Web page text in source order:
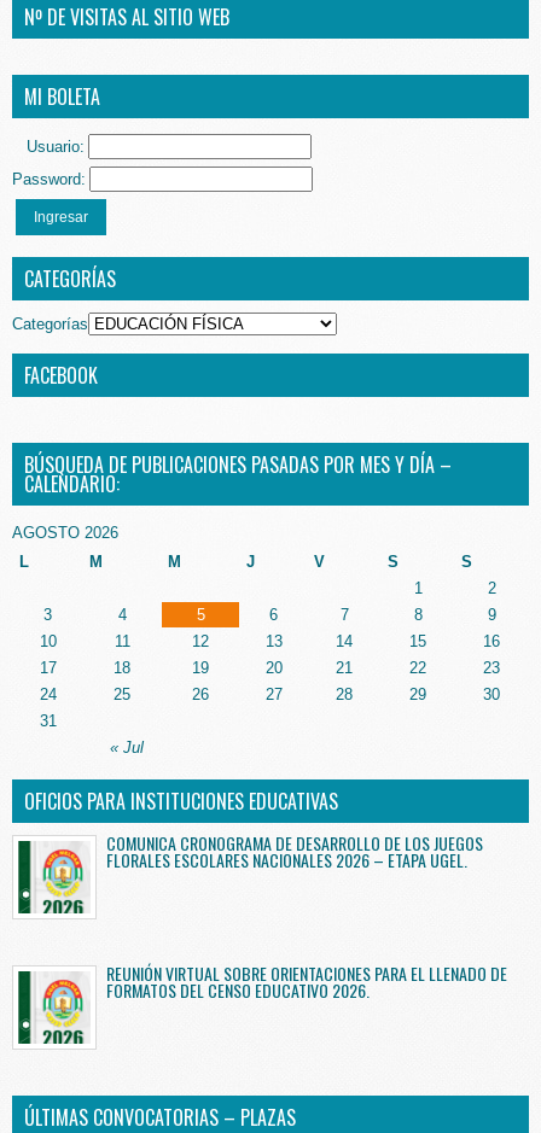
Nº DE VISITAS AL SITIO WEB
MI BOLETA
Usuario:
Password:
Ingresar
CATEGORÍAS
Categorías
FACEBOOK
BÚSQUEDA DE PUBLICACIONES PASADAS POR MES Y DÍA –
CALENDARIO:
AGOSTO 2026
L
M M J V S S
« Jul
1
2
3
4 5 6 7 8
9
10
11 12 13 14 15
16
17
18 19 20 21 22
23
24
25 26 27 28 29
30
31
OFICIOS PARA INSTITUCIONES EDUCATIVAS
COMUNICA CRONOGRAMA DE DESARROLLO DE LOS JUEGOS
FLORALES ESCOLARES NACIONALES 2026 – ETAPA UGEL.
REUNIÓN VIRTUAL SOBRE ORIENTACIONES PARA EL LLENADO DE
FORMATOS DEL CENSO EDUCATIVO 2026.
ÚLTIMAS CONVOCATORIAS – PLAZAS